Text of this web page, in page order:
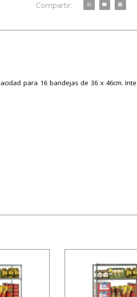
Compartir:
para 16 bandejas de 36 x 46cm.